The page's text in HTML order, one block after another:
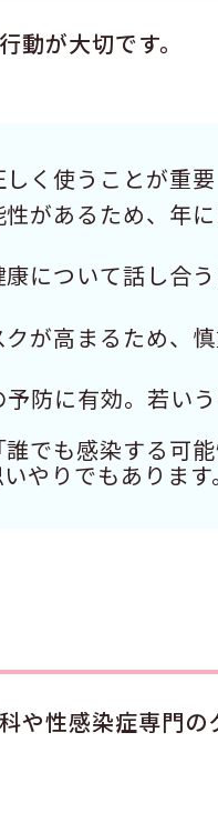
が大切です。
く使うことが重要
があるため、年
について話し合
が高まるため、
防に有効。若い
でも感染する可
やりでもあります。
や性感染症専門の